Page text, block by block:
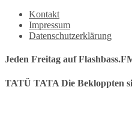
Kontakt
Impressum
Datenschutzerklärung
Jeden Freitag auf
TATÜ TATA Die Bekloppten